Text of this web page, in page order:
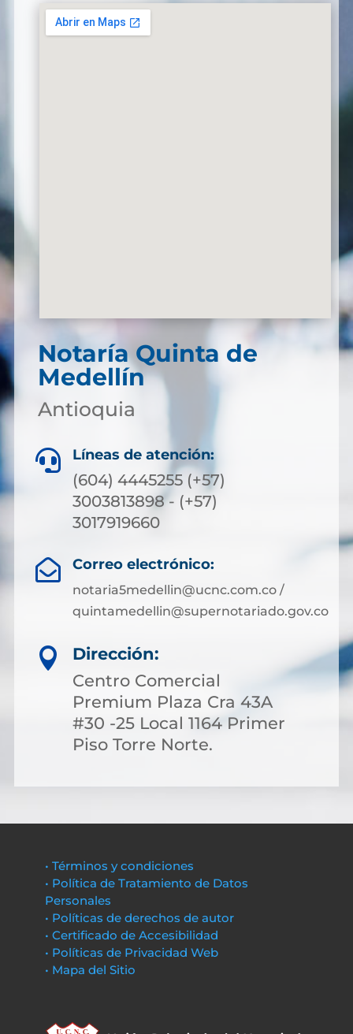
Notaría Quinta de
Medellín
Antioquia
 Líneas de atención:
(604) 4445255 (+57)
3003813898 - (+57)
3017919660
 Correo electrónico:
notaria5medellin@ucnc.com.co /
quintamedellin@supernotariado.gov.co

Dirección:
Centro Comercial
Premium Plaza Cra 43A
#30 -25 Local 1164 Primer
Piso Torre Norte.
• Términos y condiciones
• Política de Tratamiento de Datos
Personales
• Políticas de derechos de autor
• Certificado de Accesibilidad
• Políticas de Privacidad Web
• Mapa del Sitio